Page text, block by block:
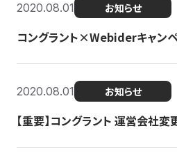
2020.08.01 お知らせ
コングラント×Webiderキャン
2020.08.01 お知らせ
【重要】コングラント 運営会社